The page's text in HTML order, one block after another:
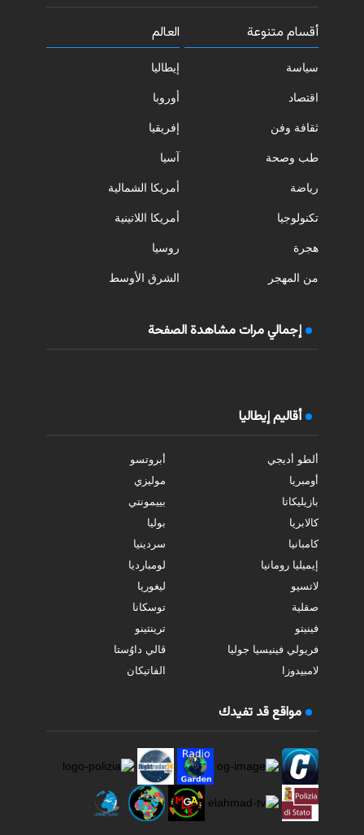
أقسام متنوعة
سياسة
اقتصاد
ثقافة وفن
طب وصحة
رياضة
تكنولوجيا
هجرة
من المهجر
العالم
إيطاليا
أوروبا
إفريقيا
آسيا
أمريكا الشمالية
أمريكا اللاتينية
روسيا
الشرق الأوسط
إجمالي مرات مشاهدة الصفحة
أقاليم إيطاليا
ألطو أديجي
أبروتسو
أومبريا
موليزي
بازيليكاتا
بييمونتي
كالابريا
بوليا
كامبانيا
سردينيا
إيميليا رومانيا
لومبارديا
لاتسيو
ليغوريا
صقلية
توسكانا
فينيتو
ترينتينو
فريولي فينيسيا جوليا
ڤالي داوُستا
لامبيدوزا
الفاتيكان
مواقع قد تفيدك